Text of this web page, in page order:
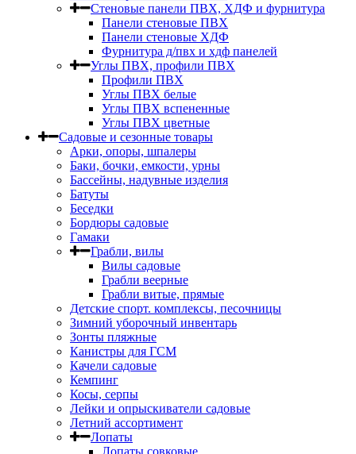
Стеновые панели ПВХ, ХДФ и фурнитура
Панели стеновые ПВХ
Панели стеновые ХДФ
Фурнитура д/пвх и хдф панелей
Углы ПВХ, профили ПВХ
Профили ПВХ
Углы ПВХ белые
Углы ПВХ вспененные
Углы ПВХ цветные
Садовые и сезонные товары
Арки, опоры, шпалеры
Баки, бочки, емкости, урны
Бассейны, надувные изделия
Батуты
Беседки
Бордюры садовые
Гамаки
Грабли, вилы
Вилы садовые
Грабли веерные
Грабли витые, прямые
Детские спорт. комплексы, песочницы
Зимний уборочный инвентарь
Зонты пляжные
Канистры для ГСМ
Качели садовые
Кемпинг
Косы, серпы
Лейки и опрыскиватели садовые
Летний ассортимент
Лопаты
Лопаты совковые